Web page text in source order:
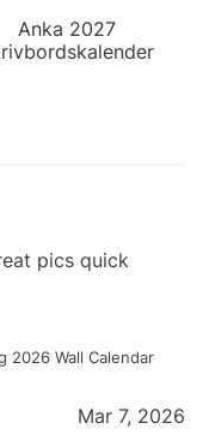
Anka 2027
pics quick
2026 Wall Calendar
Mar 7, 2026